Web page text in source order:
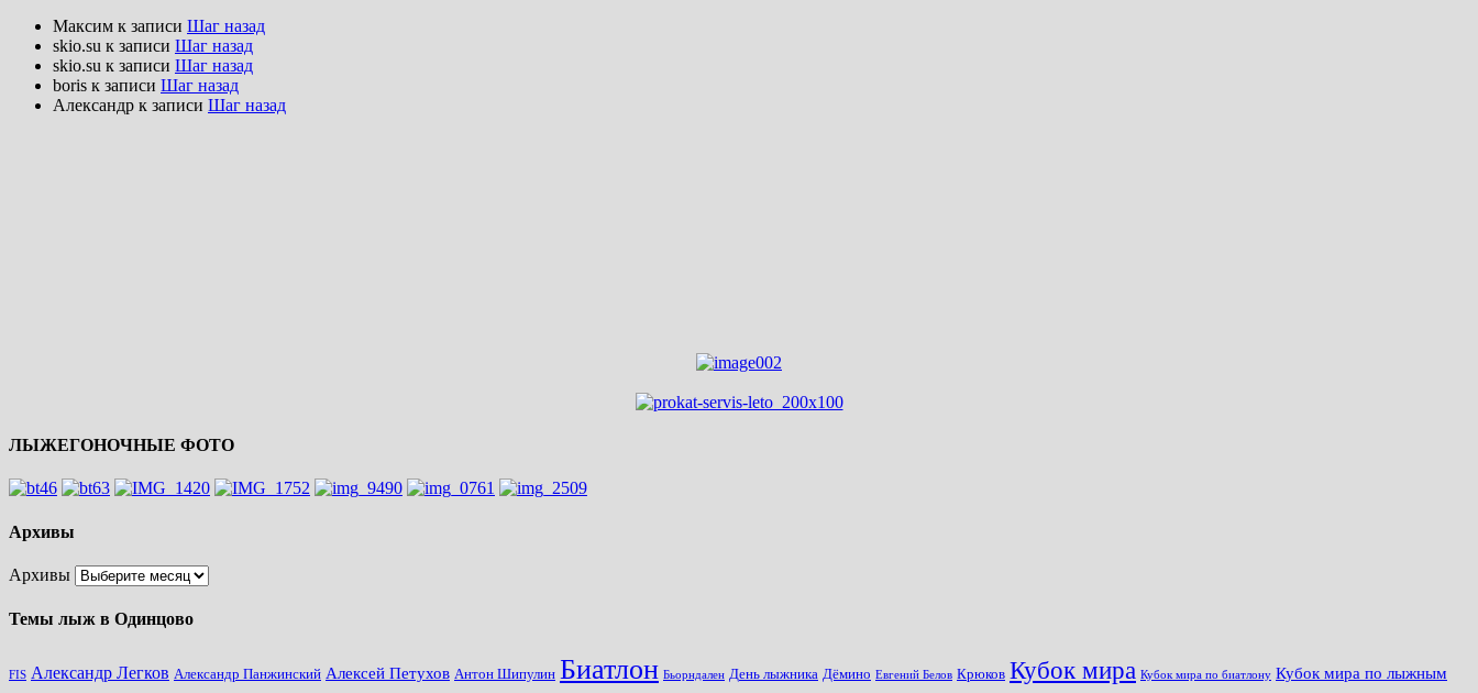
Максим к записи Шаг назад
skio.su к записи Шаг назад
skio.su к записи Шаг назад
boris к записи Шаг назад
Александр к записи Шаг назад
ЛЫЖЕГОНОЧНЫЕ ФОТО
Архивы
Архивы
Темы лыж в Одинцово
FIS Александр Легков Александр Панжинский Алексей Петухов Антон Шипулин Биатлон Бьорндален День лыжника Дёмино Евгений Белов Крюков Кубок мира Кубок мира по биатлону Кубок мира по лыжным